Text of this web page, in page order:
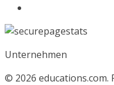
Unternehmen
© 2026 educations.com.